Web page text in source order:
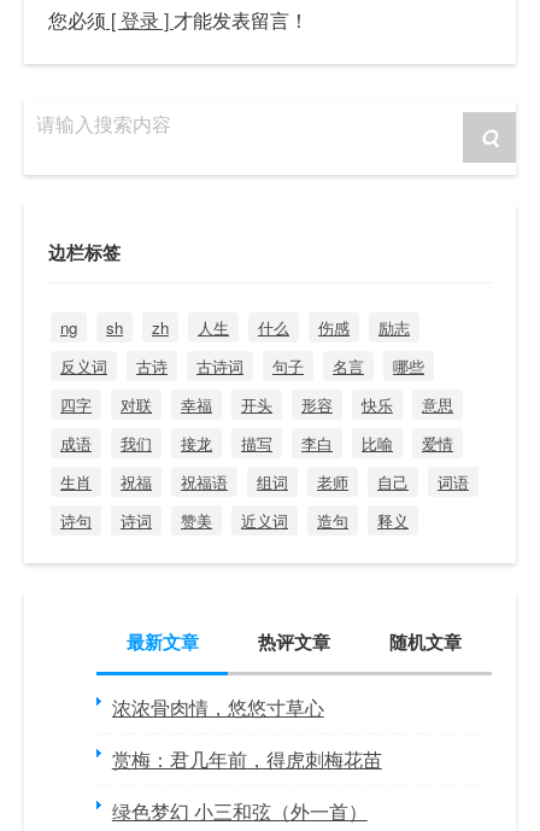
您必须 [ 登录 ] 才能发表留言！
请输入搜索内容
边栏标签
ng sh zh 人生 什么 伤感
励志
反义词
古诗 古诗词 句子 名言
哪些
四字
对联 幸福 开头 形容 快乐
意思
成语
我们 接龙 描写 李白 比喻
爱情
生肖
祝福 祝福语 组词 老师 自己
词语
诗句
诗词 赞美 近义词 造句 释义
最新文章 热评文章 随机文章
浓浓骨肉情，悠悠寸草心
赏梅：君几年前，得虎刺梅花苗
绿色梦幻 小三和弦（外一首）